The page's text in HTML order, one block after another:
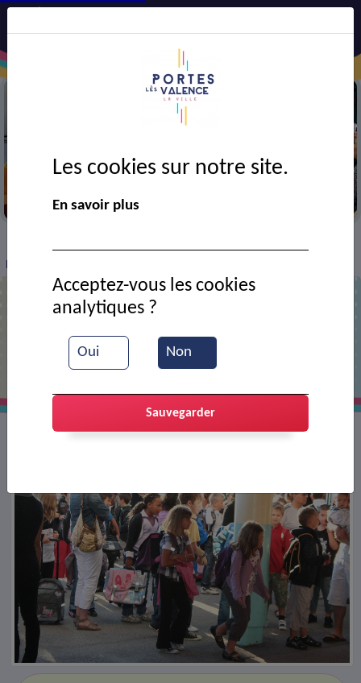
Rentrée des classes à l'école Voltaire
Rentrée des classes à l'école Voltaire
Les cookies sur notre site.
En savoir plus
Oui Non
Acceptez-vous les cookies
analytiques ?
Sauvegarder